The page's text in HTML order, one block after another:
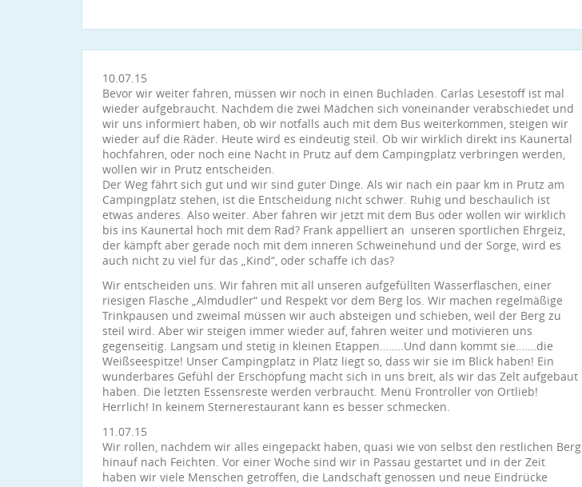
10.07.15
Bevor wir weiter fahren, müssen wir noch in einen Buchladen. Carlas Lesestoff ist mal
wieder aufgebraucht. Nachdem die zwei Mädchen sich voneinander verabschiedet und
wir uns informiert haben, ob wir notfalls auch mit dem Bus weiterkommen, steigen wir
wieder auf die Räder. Heute wird es eindeutig steil. Ob wir wirklich direkt ins Kaunertal
hochfahren, oder noch eine Nacht in Prutz auf dem Campingplatz verbringen werden,
wollen wir in Prutz entscheiden.
Der Weg fährt sich gut und wir sind guter Dinge. Als wir nach ein paar km in Prutz am
Campingplatz stehen, ist die Entscheidung nicht schwer. Ruhig und beschaulich ist
etwas anderes. Also weiter. Aber fahren wir jetzt mit dem Bus oder wollen wir wirklich
bis ins Kaunertal hoch mit dem Rad? Frank appelliert an unseren sportlichen Ehrgeiz,
der kämpft aber gerade noch mit dem inneren Schweinehund und der Sorge, wird es
auch nicht zu viel für das „Kind“, oder schaffe ich das?
Wir entscheiden uns. Wir fahren mit all unseren aufgefüllten Wasserflaschen, einer
riesigen Flasche „Almdudler“ und Respekt vor dem Berg los. Wir machen regelmäßige
Trinkpausen und zweimal müssen wir auch absteigen und schieben, weil der Berg zu
steil wird. Aber wir steigen immer wieder auf, fahren weiter und motivieren uns
gegenseitig. Langsam und stetig in kleinen Etappen……..Und dann kommt sie…….die
Weißseespitze! Unser Campingplatz in Platz liegt so, dass wir sie im Blick haben! Ein
wunderbares Gefühl der Erschöpfung macht sich in uns breit, als wir das Zelt aufgebaut
haben. Die letzten Essensreste werden verbraucht. Menü Frontroller von Ortlieb!
Herrlich! In keinem Sternerestaurant kann es besser schmecken.
11.07.15
Wir rollen, nachdem wir alles eingepackt haben, quasi wie von selbst den restlichen Berg
hinauf nach Feichten. Vor einer Woche sind wir in Passau gestartet und in der Zeit
haben wir viele Menschen getroffen, die Landschaft genossen und neue Eindrücke